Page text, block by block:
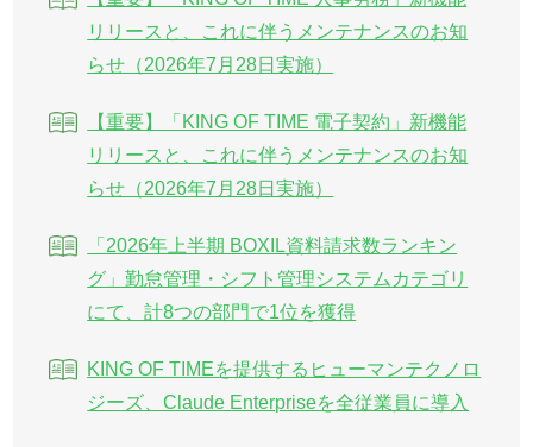
リリースと、これに伴うメンテナンスのお知
らせ（2026年7月28日実施）
【重要】「KING OF TIME 電子契約」新機能
リリースと、これに伴うメンテナンスのお知
らせ（2026年7月28日実施）
「2026年上半期 BOXIL資料請求数ランキン
グ」勤怠管理・シフト管理システムカテゴリ
にて、計8つの部門で1位を獲得
KING OF TIMEを提供するヒューマンテクノロ
ジーズ、Claude Enterpriseを全従業員に導入